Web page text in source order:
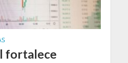
fortalece